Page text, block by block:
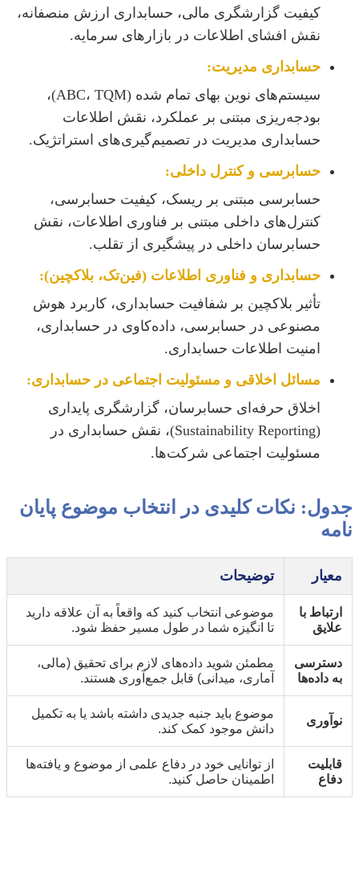
کیفیت گزارشگری مالی، حسابداری ارزش منصفانه،
نقش افشای اطلاعات در بازارهای سرمایه.
حسابداری مدیریت:
سیستم‌های نوین بهای تمام شده (ABC، TQM)،
بودجه‌ریزی مبتنی بر عملکرد، نقش اطلاعات
حسابداری مدیریت در تصمیم‌گیری‌های استراتژیک.
حسابرسی و کنترل داخلی:
حسابرسی مبتنی بر ریسک، کیفیت حسابرسی،
کنترل‌های داخلی مبتنی بر فناوری اطلاعات، نقش
حسابرسان داخلی در پیشگیری از تقلب.
حسابداری و فناوری اطلاعات (فین‌تک، بلاکچین):
تأثیر بلاکچین بر شفافیت حسابداری، کاربرد هوش
مصنوعی در حسابرسی، داده‌کاوی در حسابداری،
امنیت اطلاعات حسابداری.
مسائل اخلاقی و مسئولیت اجتماعی در حسابداری:
اخلاق حرفه‌ای حسابرسان، گزارشگری پایداری
(Sustainability Reporting)، نقش حسابداری در
مسئولیت اجتماعی شرکت‌ها.
جدول: نکات کلیدی در انتخاب موضوع پایان
نامه
معیار توضیحات
ارتباط با
علایق
موضوعی انتخاب کنید که واقعاً به آن علاقه دارید
تا انگیزه شما در طول مسیر حفظ شود.
دسترسی
به داده‌ها
مطمئن شوید داده‌های لازم برای تحقیق (مالی،
آماری، میدانی) قابل جمع‌آوری هستند.
نوآوری
موضوع باید جنبه جدیدی داشته باشد یا به تکمیل
دانش موجود کمک کند.
قابلیت
دفاع
از توانایی خود در دفاع علمی از موضوع و یافته‌ها
اطمینان حاصل کنید.